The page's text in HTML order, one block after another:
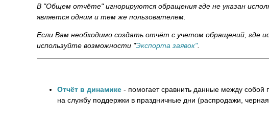
В "Общем отчёте" игнорируются обращения где не указан
является одним и тем же пользователем.
Если Вам необходимо создать отчёт с учетом обращений, где
используйте возможности "Экспорта заявок".
Отчёт в динамике - помогает сравнить данные между собой
на службу поддержки в праздничные дни (распродажи,